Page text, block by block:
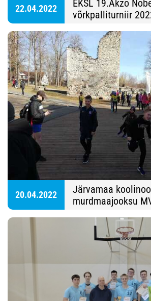
22.04.2022
EKSL 19.Akzo
võrkpalliturniir
20.04.2022
Järvamaa
murdmaajooksu